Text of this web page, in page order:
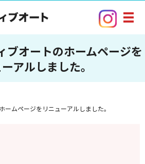
メ
ブオートのホームページを
アルしました。
ームページをリニューアルしました。